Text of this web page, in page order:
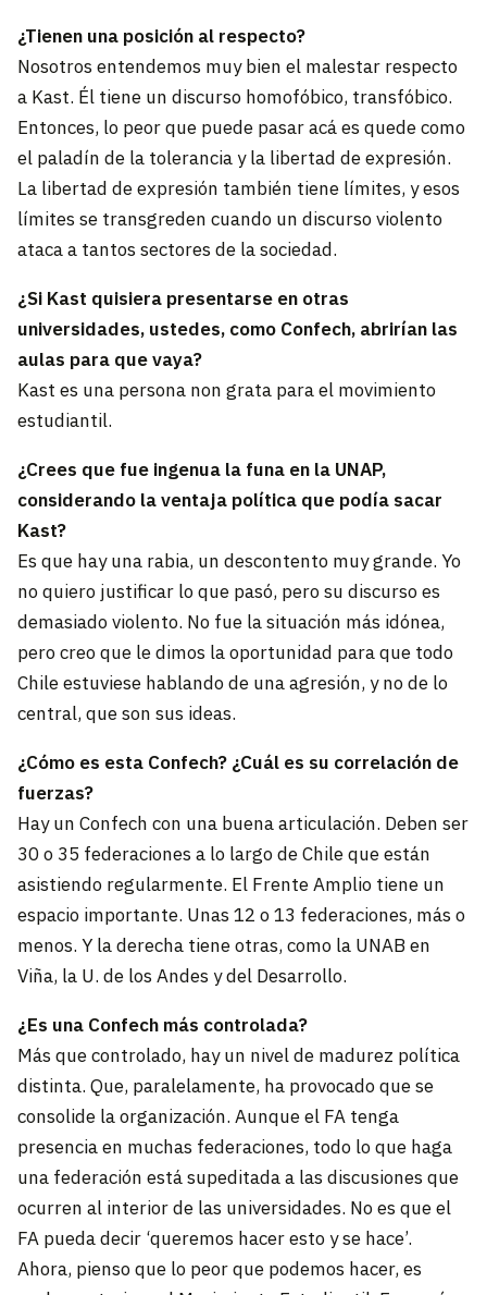
¿Tienen una posición al respecto?
Nosotros entendemos muy bien el malestar respecto
a Kast. Él tiene un discurso homofóbico, transfóbico.
Entonces, lo peor que puede pasar acá es quede como
el paladín de la tolerancia y la libertad de expresión.
La libertad de expresión también tiene límites, y esos
límites se transgreden cuando un discurso violento
ataca a tantos sectores de la sociedad.
¿Si Kast quisiera presentarse en otras
universidades, ustedes, como Confech, abrirían las
aulas para que vaya?
Kast es una persona non grata para el movimiento
estudiantil.
¿Crees que fue ingenua la funa en la UNAP,
considerando la ventaja política que podía sacar
Kast?
Es que hay una rabia, un descontento muy grande. Yo
no quiero justificar lo que pasó, pero su discurso es
demasiado violento. No fue la situación más idónea,
pero creo que le dimos la oportunidad para que todo
Chile estuviese hablando de una agresión, y no de lo
central, que son sus ideas.
¿Cómo es esta Confech? ¿Cuál es su correlación de
fuerzas?
Hay un Confech con una buena articulación. Deben ser
30 o 35 federaciones a lo largo de Chile que están
asistiendo regularmente. El Frente Amplio tiene un
espacio importante. Unas 12 o 13 federaciones, más o
menos. Y la derecha tiene otras, como la UNAB en
Viña, la U. de los Andes y del Desarrollo.
¿Es una Confech más controlada?
Más que controlado, hay un nivel de madurez política
distinta. Que, paralelamente, ha provocado que se
consolide la organización. Aunque el FA tenga
presencia en muchas federaciones, todo lo que haga
una federación está supeditada a las discusiones que
ocurren al interior de las universidades. No es que el
FA pueda decir ‘queremos hacer esto y se hace’.
Ahora, pienso que lo peor que podemos hacer, es